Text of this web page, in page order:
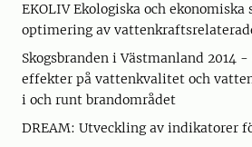
EKOLIV Ekologiska och
optimering av
Skogsbranden i Västmanland 2014
effekter på vattenkvalitet och
i och runt brandområdet
DREAM: Utveckling av indikatorer